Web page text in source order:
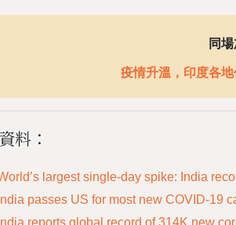
同
疫情升溫，印度各
料：
largest single-day spike: India
India passes US for most new COVID-19
India reports global record of 314K new